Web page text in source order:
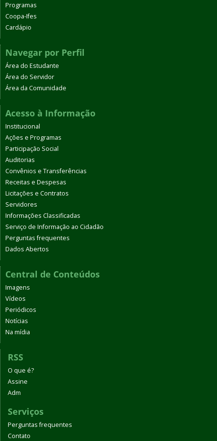
Programas
Coopa-Ifes
Cardápio
Navegar por Perfil
Área do Estudante
Área do Servidor
Área da Comunidade
Acesso à Informação
Institucional
Ações e Programas
Participação Social
Auditorias
Convênios e Transferências
Receitas e Despesas
Licitações e Contratos
Servidores
Informações Classificadas
Serviço de Informação ao Cidadão
Perguntas frequentes
Dados Abertos
Central de Conteúdos
Imagens
Vídeos
Periódicos
Notícias
Na mídia
RSS
O que é?
Assine
Adm
Serviços
Perguntas frequentes
Contato